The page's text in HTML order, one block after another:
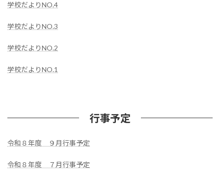
学校だよりNO.4
学校だよりNO.3
学校だよりNO.2
学校だよりNO.1
行事予定
令和８年度 ９月行事予定
令和８年度 ７月行事予定